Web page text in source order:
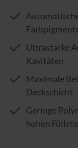
Ultrastarke
Kavitäten
Maximale
Deckschicht
Geringe
hohen